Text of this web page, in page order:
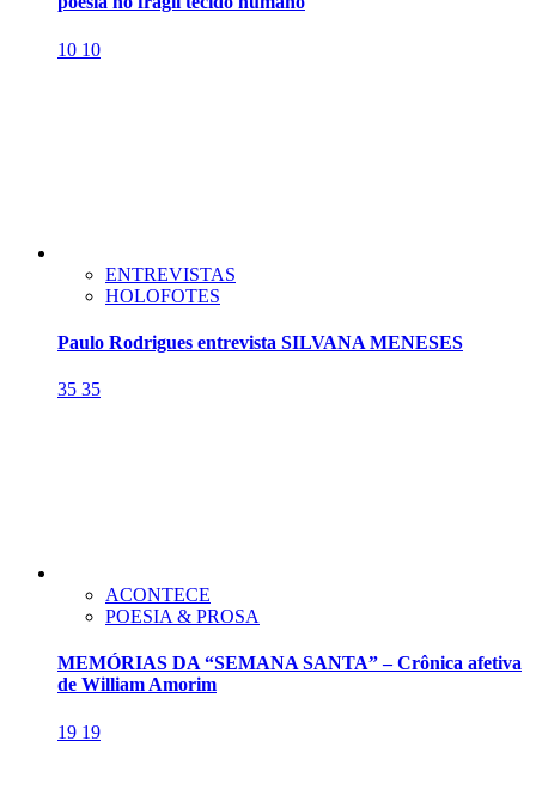
10 10
ENTREVISTAS
HOLOFOTES
Paulo Rodrigues entrevista SILVANA MENESES
35 35
ACONTECE
POESIA & PROSA
MEMÓRIAS DA “SEMANA SANTA” – Crônica afetiva
de William Amorim
19 19